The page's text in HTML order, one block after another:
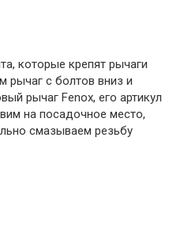
которые крепят рычаги
рычаг с болтов вниз и
рычаг Fenox, его артикул
на посадочное место,
смазываем резьбу